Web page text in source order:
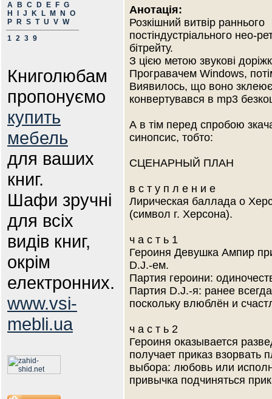
A
B C D E F G
H
J K L M N
O
P
R S T U V W
1 2 3 9
Книголюбам
пропонуємо
купить
мебель
для ваших
книг.
Шафи зручні
для всіх
видів книг,
окрім
електронних.
www.vsi-
mebli.ua
Анотація:
Розкішний витвір раннього
постіндустріального нео-
бітрейту.
З цією метою звукові
Програвачем Windows,
Виявилось, що воно
конвертувався в mp3
А в тім перед спробою
синопсис, тобто:
СЦЕНАРНЫЙ ПЛАН
в с т у п л е н и е
Лирическая баллада о
(символ г. Херсона).
ч а с т ь 1
Героиня Девушка Ампир
D.J.-ем.
Партия героини:
Партия D.J.-я: ранее
поскольку влюблён и
ч а с т ь 2
Героиня оказывается
получает приказ взорвать
выбора: любовь или
привычка подчиняться